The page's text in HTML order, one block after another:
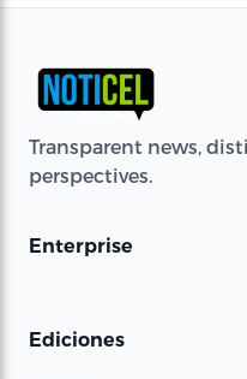
Transparent news,
perspectives.
Enterprise
Ediciones